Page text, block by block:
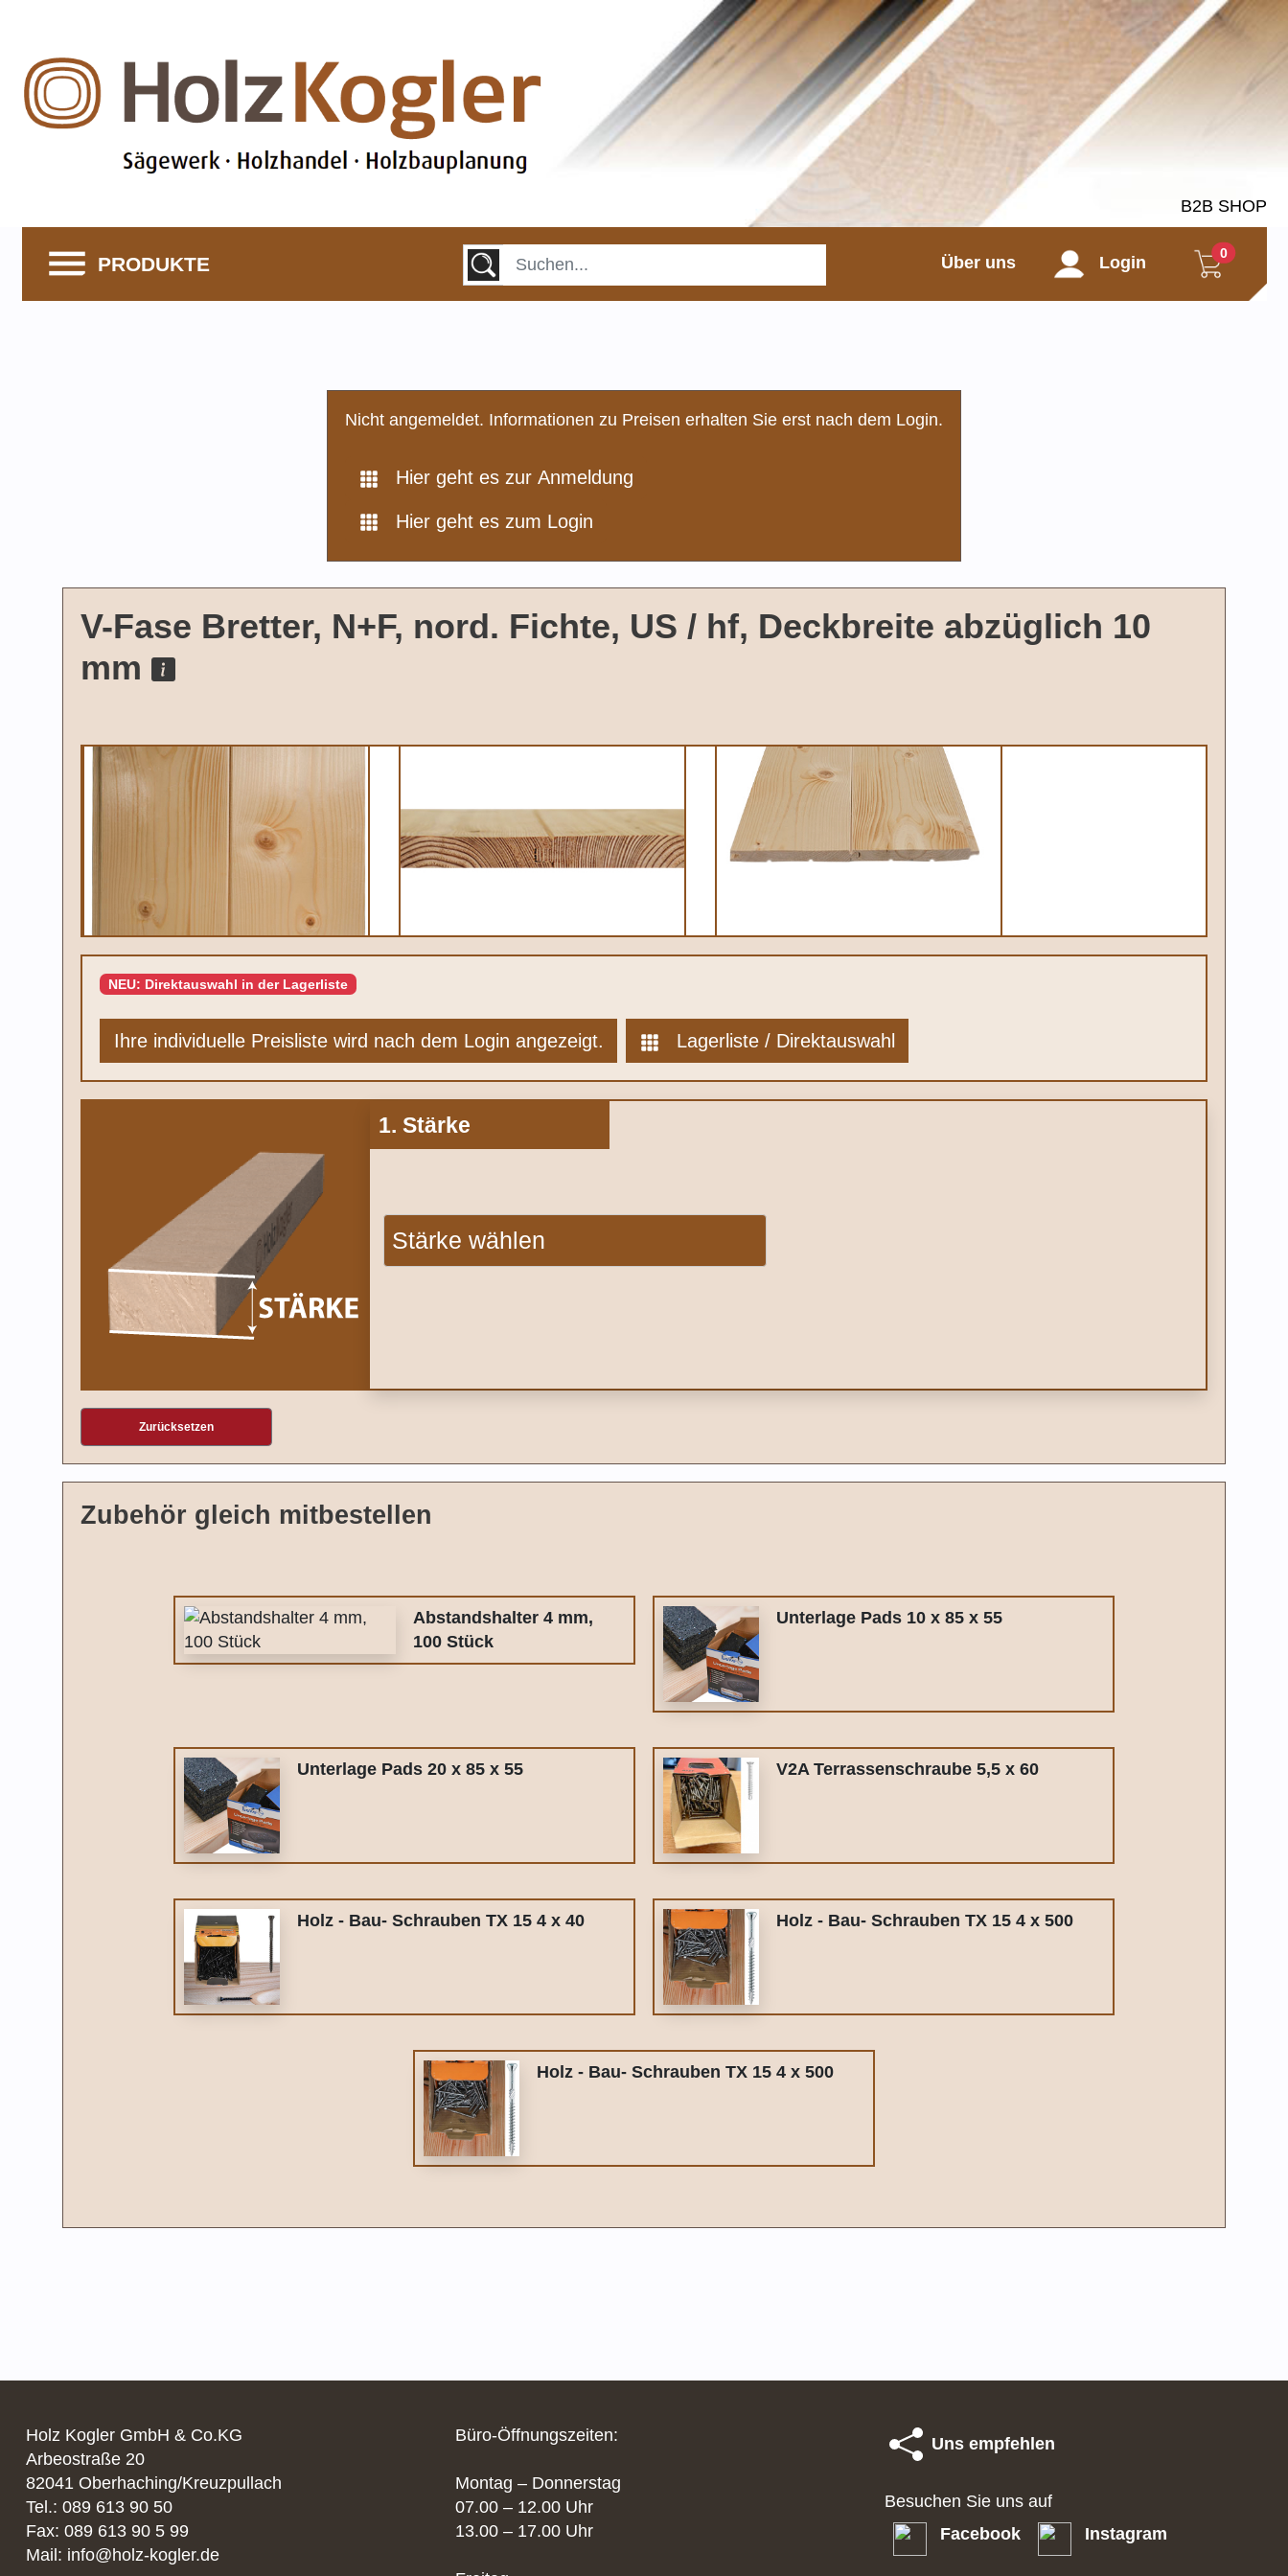
B2B SHOP
PRODUKTE Über uns Login 0
Nicht angemeldet. Informationen zu Preisen erhalten Sie erst nach dem Login.
Hier geht es zur Anmeldung
Hier geht es zum Login
V-Fase Bretter, N+F, nord. Fichte, US / hf, Deckbreite abzüglich 10
mm
NEU: Direktauswahl in der Lagerliste
Ihre individuelle Preisliste wird nach dem Login angezeigt. Lagerliste / Direktauswahl
1. Stärke
Zurücksetzen
Zubehör gleich mitbestellen
Abstandshalter 4 mm,
100 Stück
Unterlage Pads 10 x 85 x 55
Unterlage Pads 20 x 85 x 55 V2A Terrassenschraube 5,5 x 60
Holz - Bau- Schrauben TX 15 4 x 40 Holz - Bau- Schrauben TX 15 4 x 500
Holz - Bau- Schrauben TX 15 4 x 500
Holz Kogler GmbH & Co.KG
Arbeostraße 20
82041 Oberhaching/Kreuzpullach
Tel.: 089 613 90 50
Fax: 089 613 90 5 99
Mail: info@holz-kogler.de
Büro-Öffnungszeiten:
Montag – Donnerstag
07.00 – 12.00 Uhr
13.00 – 17.00 Uhr
Uns empfehlen
Besuchen Sie uns auf
Facebook
Instagram